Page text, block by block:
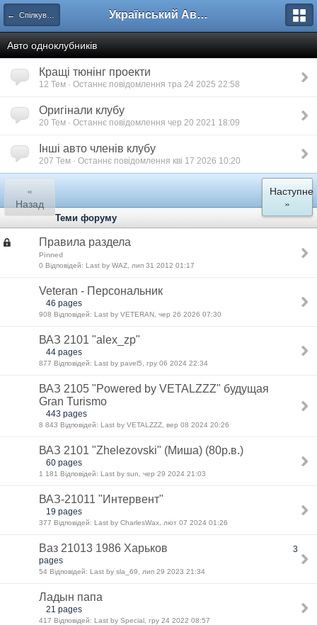
← Спілкування Український Автоклуб ВАЗ
Авто одноклубників
Кращі тюнінг проекти
12 Тем · Останнє повідомлення тра 24 2025 22:58
Оригінали клубу
20 Тем · Останнє повідомлення чер 20 2021 18:09
Інші авто членів клубу
207 Тем · Останнє повідомлення кві 17 2026 10:20
«
Назад
Наступне
»
Теми форуму
Правила раздела
Pinned
0 Відповідей: Last by WAZ, лип 31 2012 01:17
Veteran - Персональник
46 pages
908 Відповідей: Last by VETERAN, чер 26 2026 07:30
ВАЗ 2101 "alex_zp"
44 pages
877 Відповідей: Last by pavel5, гру 06 2024 22:34
ВАЗ 2105 "Powered by VETALZZZ" будущая
Gran Turismo
443 pages
8 843 Відповідей: Last by VETALZZZ, вер 08 2024 20:26
ВАЗ 2101 "Zhelezovski" (Миша) (80р.в.)
60 pages
1 181 Відповідей: Last by sun, чер 29 2024 21:03
ВАЗ-21011 "Интервент"
19 pages
377 Відповідей: Last by CharlesWax, лют 07 2024 01:26
Ваз 21013 1986 Харьков
3
pages
54 Відповідей: Last by sla_69, лип 29 2023 21:34
Ладын папа
21 pages
417 Відповідей: Last by Special, гру 24 2022 08:57